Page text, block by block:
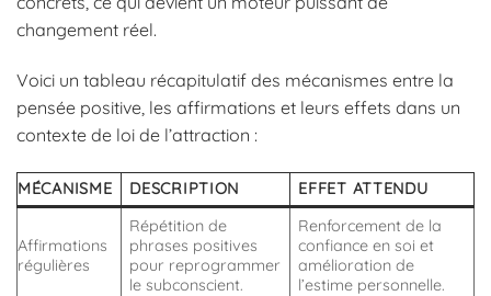
changement réel.
Voici un tableau récapitulatif des mécanismes entre la
pensée positive, les affirmations et leurs effets dans un
contexte de loi de l’attraction :
MÉCANISME DESCRIPTION EFFET ATTENDU
Affirmations
régulières
Répétition de
phrases positives
pour reprogrammer
le subconscient.
Renforcement de la
confiance en soi et
amélioration de
l’estime personnelle.